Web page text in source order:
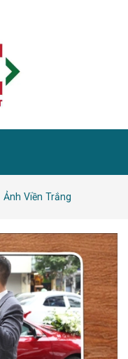
Ảnh Viền Trắng